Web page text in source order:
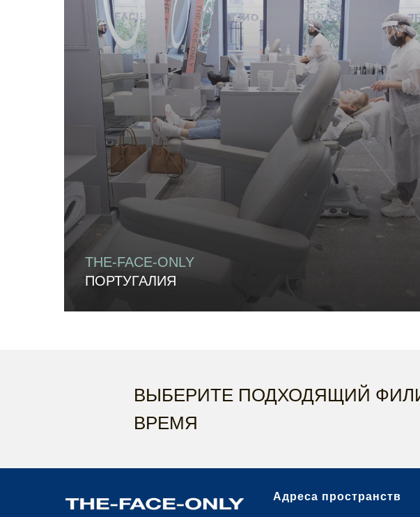
THE-FACE-ONLY
ПОРТУГАЛИЯ
ВЫБЕРИТЕ ПОДХОДЯЩИЙ
ВРЕМЯ
Адреса пространств